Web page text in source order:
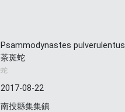
Psammodynastes pulverulentus
茶斑蛇
蛇
2017-08-22
南投縣集集鎮